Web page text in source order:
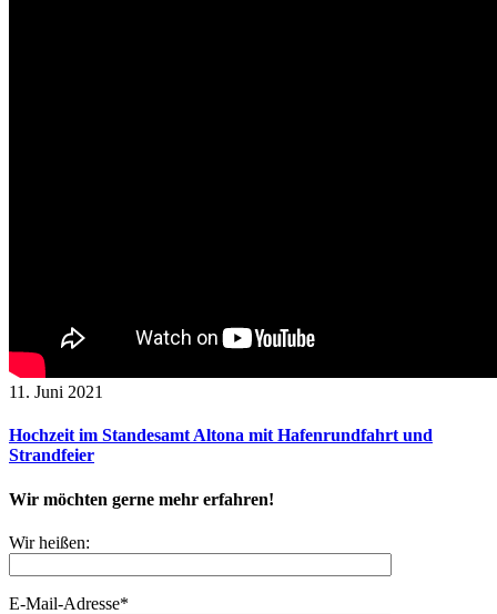
11. Juni 2021
Hochzeit im Standesamt Altona mit Hafenrundfahrt und
Strandfeier
Wir möchten gerne mehr erfahren!
Wir heißen:
E-Mail-Adresse*